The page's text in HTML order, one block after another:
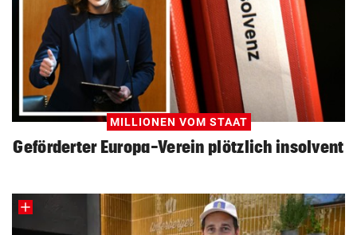
MILLIONEN VOM STAAT
Geförderter Europa-Verein plötzlich insolvent